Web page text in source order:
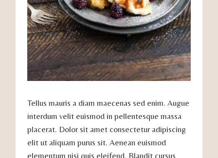
Tellus mauris a diam maecenas sed enim. Augue
interdum velit euismod in pellentesque massa
placerat. Dolor sit amet consectetur adipiscing
elit ut aliquam purus sit. Aenean euismod
elementum nisi quis eleifend. Blandit cursus